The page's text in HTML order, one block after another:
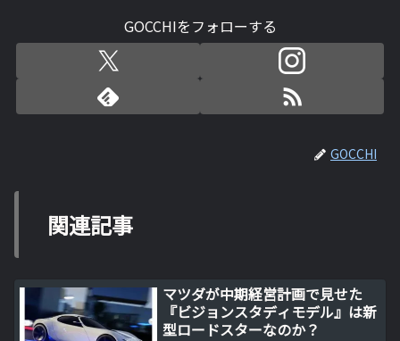
GOCCHIをフォローする
GOCCHI
関連記事
マツダが中期経営計画で見せた
『ビジョンスタディモデル』は新
型ロードスターなのか？